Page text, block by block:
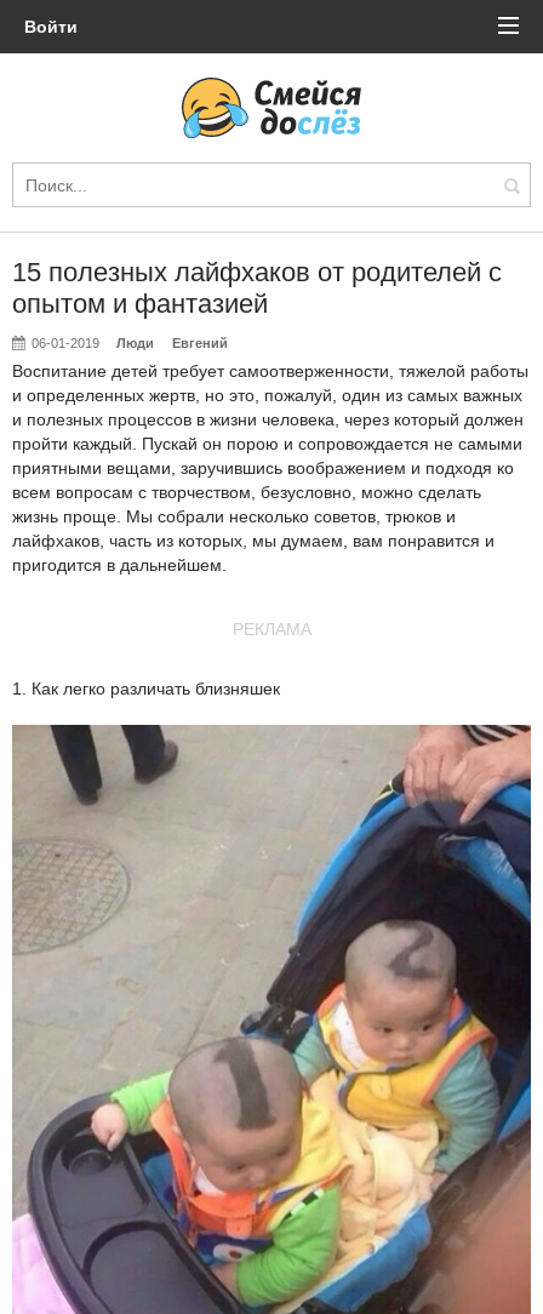
Войти
15 полезных лайфхаков от родителей с
опытом и фантазией
06-01-2019 Люди Евгений
Воспитание детей требует самоотверженности, тяжелой работы
и определенных жертв, но это, пожалуй, один из самых важных
и полезных процессов в жизни человека, через который должен
пройти каждый. Пускай он порою и сопровождается не самыми
приятными вещами, заручившись воображением и подходя ко
всем вопросам с творчеством, безусловно, можно сделать
жизнь проще. Мы собрали несколько советов, трюков и
лайфхаков, часть из которых, мы думаем, вам понравится и
пригодится в дальнейшем.
РЕКЛАМА
1. Как легко различать близняшек